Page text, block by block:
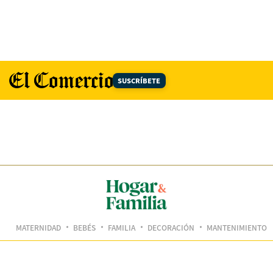
SUSCRÍBETE
MATERNIDAD BEBÉS FAMILIA DECORACIÓN MANTENIMIENTO